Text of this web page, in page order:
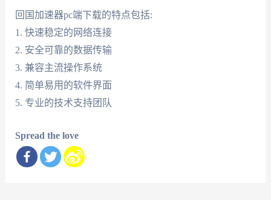
回国加速器pc端下载的特点包括:
1. 快速稳定的网络连接
2. 安全可靠的数据传输
3. 兼容主流操作系统
4. 简单易用的软件界面
5. 专业的技术支持团队
Spread the love